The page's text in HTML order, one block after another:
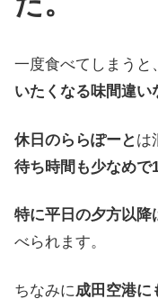
一度食べて しまうと 、
いたく なる味間違い
休日のららぽーと は
待ち時間も少なめで
特に平日の夕方以降
べられます。
ちなみに成田空港に